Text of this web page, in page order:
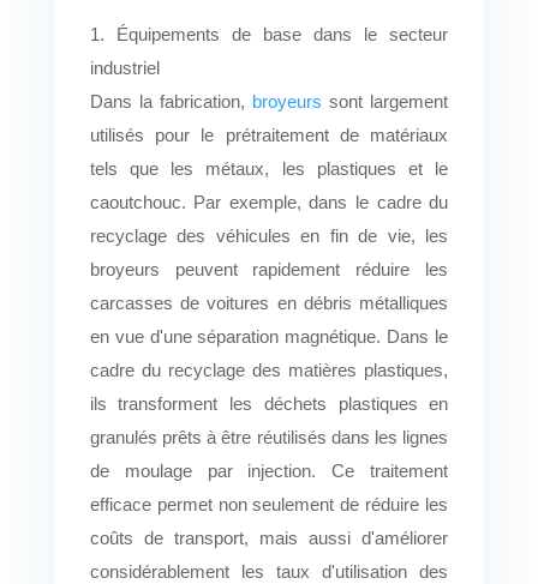
1. Équipements de base dans le secteur
industriel
Dans la fabrication, broyeurs sont largement
utilisés pour le prétraitement de matériaux
tels que les métaux, les plastiques et le
caoutchouc. Par exemple, dans le cadre du
recyclage des véhicules en fin de vie, les
broyeurs peuvent rapidement réduire les
carcasses de voitures en débris métalliques
en vue d'une séparation magnétique. Dans le
cadre du recyclage des matières plastiques,
ils transforment les déchets plastiques en
granulés prêts à être réutilisés dans les lignes
de moulage par injection. Ce traitement
efficace permet non seulement de réduire les
coûts de transport, mais aussi d'améliorer
considérablement les taux d'utilisation des